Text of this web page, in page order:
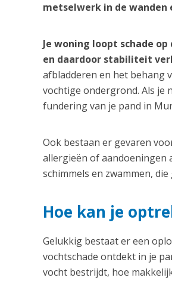
metselwerk in de wanden
Je woning loopt schade
en daardoor stabiliteit
afbladderen en het behang
vochtige ondergrond. Als je
fundering van je pand in
Ook bestaan er gevaren
allergieën of aandoeningen
schimmels en zwammen,
Hoe kan je
Gelukkig bestaat er een
vochtschade ontdekt in je
vocht bestrijdt, hoe